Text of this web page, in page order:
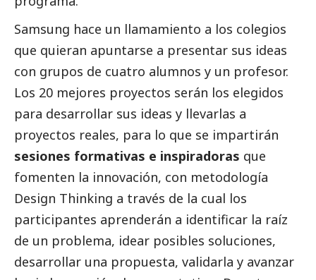
Samsung hace un llamamiento a los colegios
que quieran apuntarse a presentar sus ideas
con grupos de cuatro alumnos y un profesor.
Los 20 mejores proyectos serán los elegidos
para desarrollar sus ideas y llevarlas a
proyectos reales, para lo que se impartirán
sesiones formativas e inspiradoras que
fomenten la innovación, con metodología
Design Thinking a través de la cual los
participantes aprenderán a identificar la raíz
de un problema, idear posibles soluciones,
desarrollar una propuesta, validarla y avanzar